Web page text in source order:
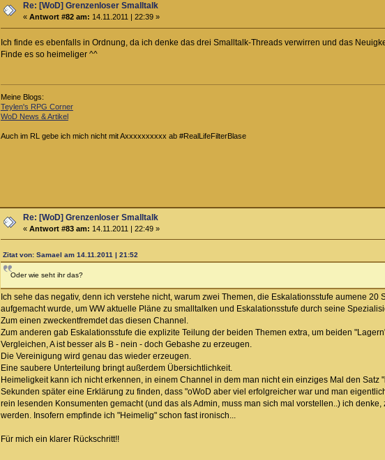
Re: [WoD] Grenzenloser Smalltalk
«Antwort #82 am: 14.11.2011 | 22:39 »
Ich finde es ebenfalls in Ordnung, da ich denke das drei Smalltalk-Threads verwirren und das
Finde es so heimeliger ^^
Meine Blogs:
Teylen's RPG Corner
WoD News & Artikel
Auch im RL gebe ich mich nicht mit Axxxxxxxxxx ab #RealLifeFilterBlase
Re: [WoD] Grenzenloser Smalltalk
«Antwort #83 am: 14.11.2011 | 22:49 »
Zitat von: Samael am 14.11.2011 | 21:52
Oder wie seht ihr das?
Ich sehe das negativ, denn ich verstehe nicht, warum zwei Themen, die Eskalationsstufe aumene
aufgemacht wurde, um WW aktuelle Pläne zu smalltalken und Eskalationsstufe durch seine
Zum einen zweckentfremdet das diesen Channel.
Zum anderen gab Eskalationsstufe die explizite Teilung der beiden Themen extra, um beiden
Vergleichen, A ist besser als B - nein - doch Gebashe zu erzeugen.
Die Vereinigung wird genau das wieder erzeugen.
Eine saubere Unterteilung bringt außerdem Übersichtlichkeit.
Heimeligkeit kann ich nicht erkennen, in einem Channel in dem man nicht ein einziges Mal den
Sekunden später eine Erklärung zu finden, dass "oWoD aber viel erfolgreicher war und man
rein lesenden Konsumenten gemacht (und das als Admin, muss man sich mal vorstellen..) ich
werden. Insofern empfinde ich "Heimelig" schon fast ironisch...
Für mich ein klarer Rückschritt!!